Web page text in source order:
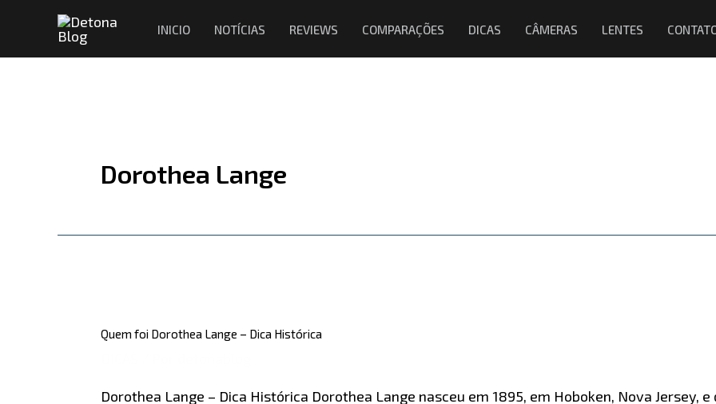
INICIO NOTÍCIAS REVIEWS COMPARAÇÕES DICAS CÂMERAS LENTES
Dorothea Lange
Quem foi Dorothea Lange – Dica Histórica
Dorothea Lange – Dica Histórica Dorothea Lange nasceu em 1895, em Hoboken, Nova Jersey,
Dorothea
–